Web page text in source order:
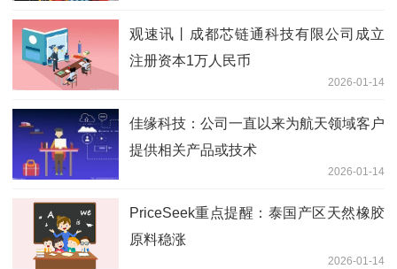
观速讯丨成都芯链通科技有限公司成立
注册资本1万人民币
2026-01-14
佳缘科技：公司一直以来为航天领域客户
提供相关产品或技术
2026-01-14
PriceSeek重点提醒：泰国产区天然橡胶
原料稳涨
2026-01-14